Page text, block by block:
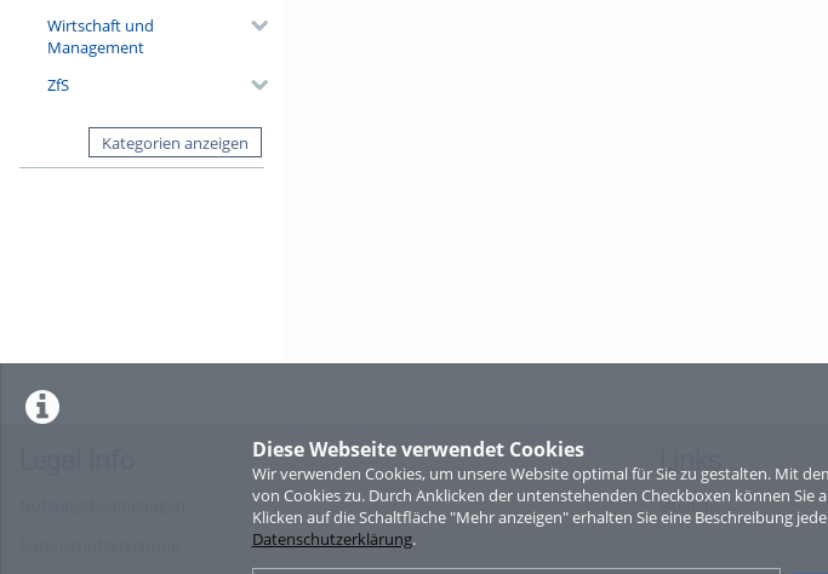
Diese Webseite verwendet Cookies
Wir verwenden Cookies, um unsere Website optimal für Sie zu gestalten. Mit
von Cookies zu. Durch Anklicken der untenstehenden Checkboxen können Sie
Klicken auf die Schaltfläche "Mehr anzeigen" erhalten Sie eine Beschreibung
Datenschutzerklärung.
Wirtschaft und
Management
ZfS
Kategorien anzeigen
Links
Sitemap